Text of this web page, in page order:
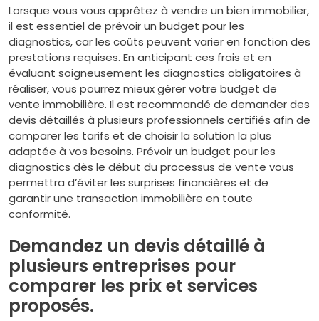
Lorsque vous vous apprêtez à vendre un bien immobilier,
il est essentiel de prévoir un budget pour les
diagnostics, car les coûts peuvent varier en fonction des
prestations requises. En anticipant ces frais et en
évaluant soigneusement les diagnostics obligatoires à
réaliser, vous pourrez mieux gérer votre budget de
vente immobilière. Il est recommandé de demander des
devis détaillés à plusieurs professionnels certifiés afin de
comparer les tarifs et de choisir la solution la plus
adaptée à vos besoins. Prévoir un budget pour les
diagnostics dès le début du processus de vente vous
permettra d’éviter les surprises financières et de
garantir une transaction immobilière en toute
conformité.
Demandez un devis détaillé à
plusieurs entreprises pour
comparer les prix et services
proposés.